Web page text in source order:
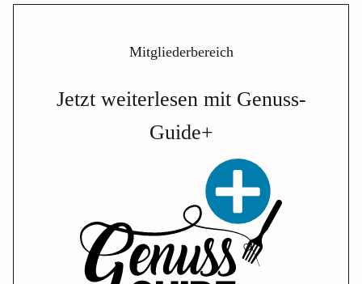
Mitgliederbereich
Jetzt weiterlesen mit Genuss-
Guide+